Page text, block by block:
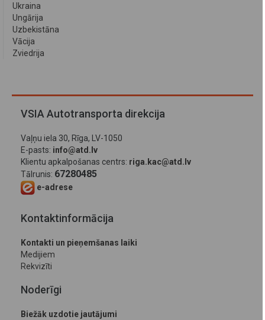
Ukraina
Ungārija
Uzbekistāna
Vācija
Zviedrija
VSIA Autotransporta direkcija
Vaļņu iela 30, Rīga, LV-1050
E-pasts: info@atd.lv
Klientu apkalpošanas centrs: riga.kac@atd.lv
Tālrunis: 67280485
e-adrese
Kontaktinformācija
Kontakti un pieņemšanas laiki
Medijiem
Rekvizīti
Noderīgi
Biežāk uzdotie jautājumi